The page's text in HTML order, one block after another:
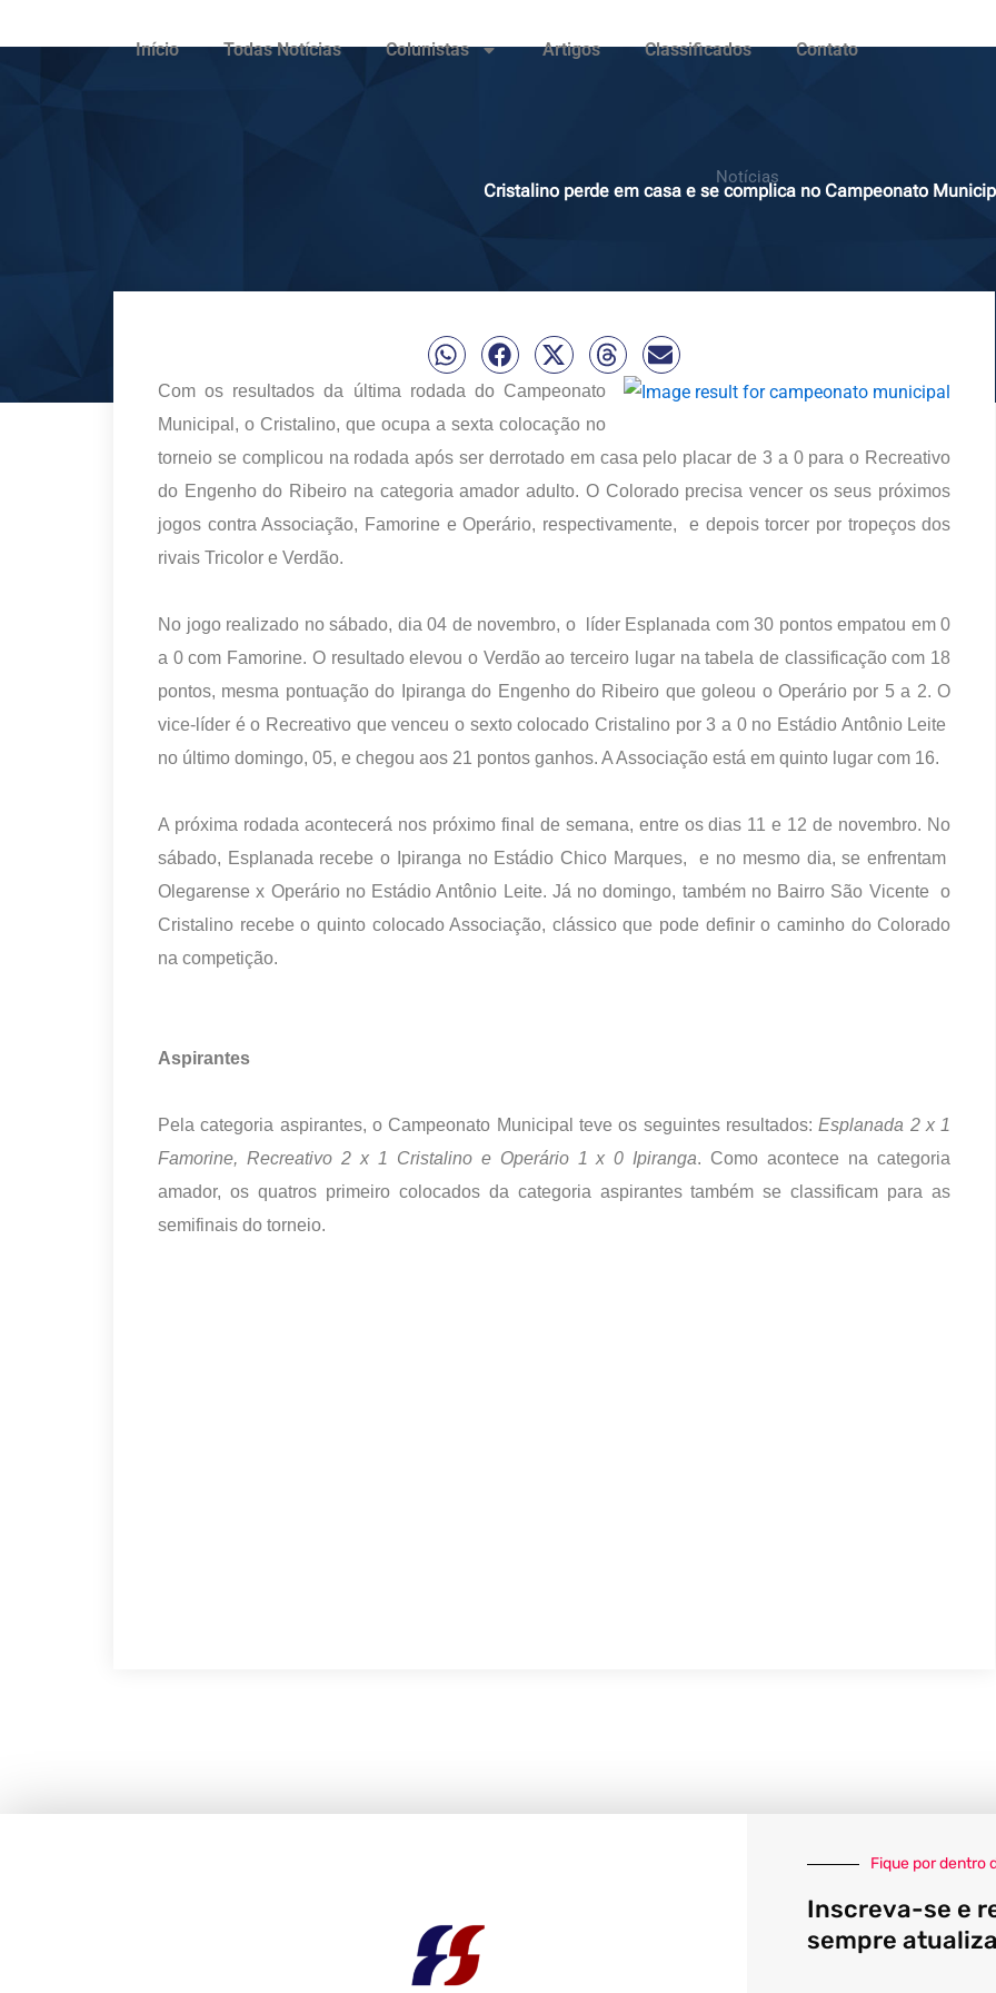
Início Todas Notícias Colunistas Artigos Classificados Contato
Notícias
Cristalino perde em casa e se complica no Campeonato
Com os resultados da última rodada do Campeonato
Municipal, o Cristalino, que ocupa a sexta colocação no
torneio se complicou na rodada após ser derrotado em casa pelo placar de 3 a 0 para o Recreativo
do Engenho do Ribeiro na categoria amador adulto. O Colorado precisa vencer os seus próximos
jogos contra Associação, Famorine e Operário, respectivamente, e depois torcer por tropeços dos
rivais Tricolor e Verdão.
No jogo realizado no sábado, dia 04 de novembro, o líder Esplanada com 30 pontos empatou em 0
a 0 com Famorine. O resultado elevou o Verdão ao terceiro lugar na tabela de classificação com 18
pontos, mesma pontuação do Ipiranga do Engenho do Ribeiro que goleou o Operário por 5 a 2. O
vice-líder é o Recreativo que venceu o sexto colocado Cristalino por 3 a 0 no Estádio Antônio Leite
no último domingo, 05, e chegou aos 21 pontos ganhos. A Associação está em quinto lugar com 16.
A próxima rodada acontecerá nos próximo final de semana, entre os dias 11 e 12 de novembro. No
sábado, Esplanada recebe o Ipiranga no Estádio Chico Marques, e no mesmo dia, se enfrentam
Olegarense x Operário no Estádio Antônio Leite. Já no domingo, também no Bairro São Vicente o
Cristalino recebe o quinto colocado Associação, clássico que pode definir o caminho do Colorado
na competição.
Aspirantes
Pela categoria aspirantes, o Campeonato Municipal teve os seguintes resultados:Esplanada 2 x 1
Famorine, Recreativo 2 x 1 Cristalino e Operário 1 x 0 Ipiranga. Como acontece na categoria
amador, os quatros primeiro colocados da categoria aspirantes também se classificam para as
semifinais do torneio.
Fique por dentro
Inscreva-se e
sempre